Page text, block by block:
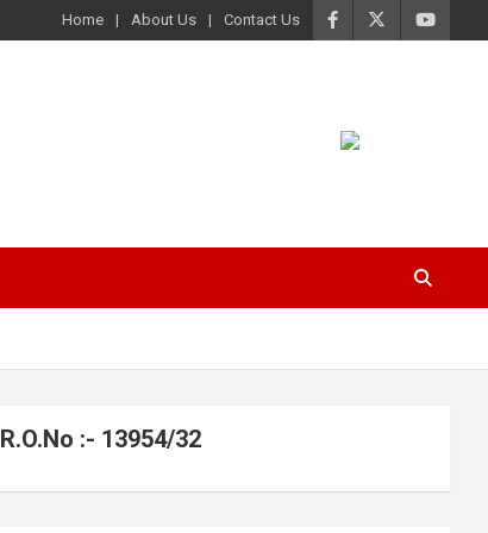
Home About Us Contact Us
R.O.No :- 13954/32